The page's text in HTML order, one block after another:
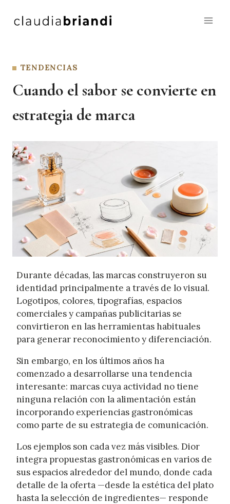
TENDENCIAS
Cuando el sabor se convierte en
estrategia de marca
Durante décadas, las marcas construyeron su
identidad principalmente a través de lo visual.
Logotipos, colores, tipografías, espacios
comerciales y campañas publicitarias se
convirtieron en las herramientas habituales
para generar reconocimiento y diferenciación.
Sin embargo, en los últimos años ha
comenzado a desarrollarse una tendencia
interesante: marcas cuya actividad no tiene
ninguna relación con la alimentación están
incorporando experiencias gastronómicas
como parte de su estrategia de comunicación.
Los ejemplos son cada vez más visibles. Dior
integra propuestas gastronómicas en varios de
sus espacios alrededor del mundo, donde cada
detalle de la oferta —desde la estética del plato
hasta la selección de ingredientes— responde